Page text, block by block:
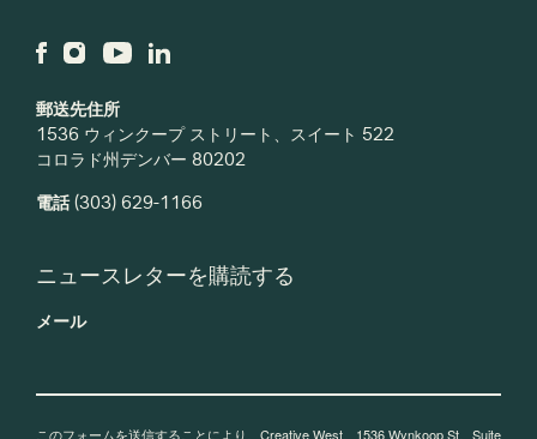
郵送先住所
1536 ウィンクープ ストリート、スイート 522
コロラド州デンバー 80202
電話(303) 629-1166
ニュースレターを購読する
メール
このフォームを送信することにより、Creative West、1536 Wynkoop St、Suite